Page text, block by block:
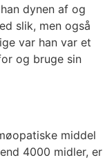
dynen af og
slik, men også
var han var et
og bruge sin
middel
4000 midler, er